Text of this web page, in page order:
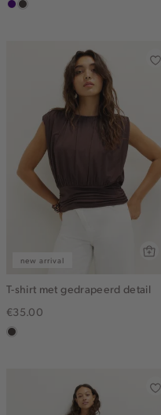
indigochoco
new arrival
T-shirt met gedrapeerd detail
€35.00
choco